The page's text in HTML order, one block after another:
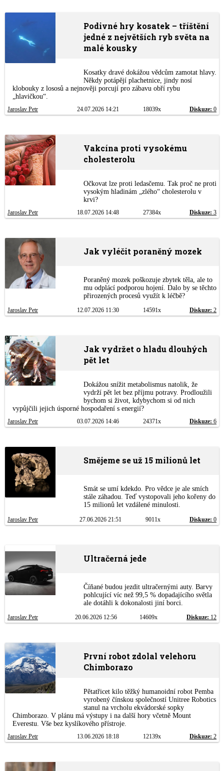
Podivné hry kosatek – tříštění
jedné z největších ryb světa na
malé kousky
Kosatky dravé dokážou vědcům zamotat hlavy.
Někdy potápějí plachetnice, jindy nosí
klobouky z lososů a nejnověji porcují pro zábavu obří rybu
„hlavičkou“.
Jaroslav Petr 24.07.2026 14:21 18039x Diskuze: 0
Vakcína proti vysokému
cholesterolu
Očkovat lze proti ledasčemu. Tak proč ne proti
vysokým hladinám „zlého“ cholesterolu v
krvi?
Jaroslav Petr 18.07.2026 14:48 27384x Diskuze: 3
Jak vyléčit poraněný mozek
Poraněný mozek poškozuje zbytek těla, ale to
mu odplácí podporou hojení. Dalo by se těchto
přirozených procesů využít k léčbě?
Jaroslav Petr 12.07.2026 11:30 14591x Diskuze: 2
Jak vydržet o hladu dlouhých
pět let
Dokážou snížit metabolismus natolik, že
vydrží pět let bez příjmu potravy. Prodloužili
bychom si život, kdybychom si od nich
vypůjčili jejich úsporné hospodaření s energií?
Jaroslav Petr 03.07.2026 14:46 24371x Diskuze: 6
Smějeme se už 15 milionů let
Smát se umí kdekdo. Pro vědce je ale smích
stále záhadou. Teď vystopovali jeho kořeny do
15 milionů let vzdálené minulosti.
Jaroslav Petr 27.06.2026 21:51 9011x Diskuze: 0
Ultračerná jede
Číňané budou jezdit ultračernými auty. Barvy
pohlcující víc než 99,5 % dopadajícího světla
ale dotáhli k dokonalosti jiní borci.
Jaroslav Petr 20.06.2026 12:56 14609x Diskuze: 12
První robot zdolal velehoru
Chimborazo
Pětatřicet kilo těžký humanoidní robot Pemba
vyrobený čínskou společností Unitree Robotics
stanul na vrcholu ekvádorské sopky
Chimborazo. V plánu má výstupy i na další hory včetně Mount
Everestu. Vše bez kyslíkového přístroje.
Jaroslav Petr 13.06.2026 18:18 12139x Diskuze: 2